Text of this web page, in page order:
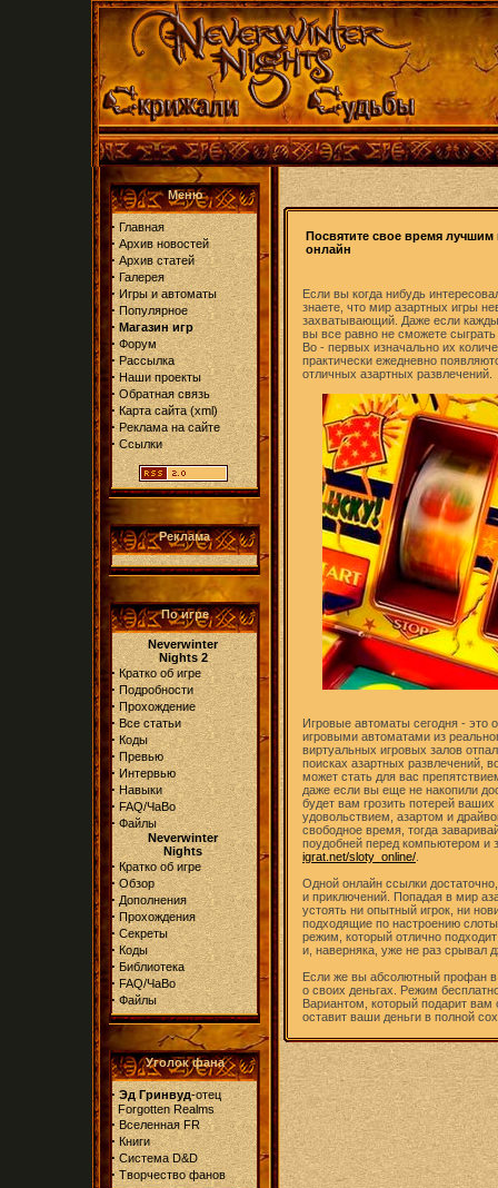
Меню
· Главная
· Архив новостей
· Архив статей
· Галерея
· Игры и автоматы
· Популярное
· Магазин игр
· Форум
· Рассылка
· Наши проекты
· Обратная связь
· Карта сайта(xml)
· Реклама на сайте
· Ссылки
Реклама
По игре
Neverwinter
Nights 2
· Кратко об игре
· Подробности
· Прохождение
· Все статьи
· Коды
· Превью
· Интервью
· Навыки
· FAQ/ЧаВо
· Файлы
Neverwinter
Nights
· Кратко об игре
· Обзор
· Дополнения
· Прохождения
· Секреты
· Коды
· Библиотека
· FAQ/ЧаВо
· Файлы
Уголок фана
· Эд Гринвуд-отец
Forgotten Realms
· Вселенная FR
· Книги
· Система D&D
· Творчество фанов
Посвятите свое время
онлайн
Если вы когда нибудь
знаете, что мир азартных игры
захватывающий. Даже если
вы все равно не сможете
Во - первых изначально их
практически ежедневно
отличных азартных развлечений.
Игровые автоматы сегодня - это
игровыми автоматами из
виртуальных игровых залов
поисках азартных развлечений,
может стать для вас
даже если вы еще не накопили
будет вам грозить потерей
удовольствием, азартом и
свободное время, тогда
поудобней перед компьютером и
igrat.net/sloty_online/
Одной онлайн ссылки
и приключений. Попадая в мир
устоять ни опытный игрок, ни
подходящие по настроению
режим, который отлично
и, наверняка, уже не раз срывал
Если же вы абсолютный профан в
о своих деньгах. Режим
Вариантом, который подарит
оставит ваши деньги в полной